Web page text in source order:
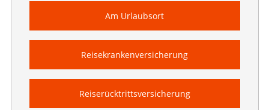
Am Urlaubsort
Reisekrankenversicherung
Reiserücktrittsversicherung